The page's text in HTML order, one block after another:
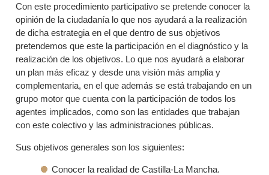
Con este procedimiento participativo se pretende conocer la
opinión de la ciudadanía lo que nos ayudará a la realización
de dicha estrategia en el que dentro de sus objetivos
pretendemos que este la participación en el diagnóstico y la
realización de los objetivos. Lo que nos ayudará a elaborar
un plan más eficaz y desde una visión más amplia y
complementaria, en el que además se está trabajando en un
grupo motor que cuenta con la participación de todos los
agentes implicados, como son las entidades que trabajan
con este colectivo y las administraciones públicas.
Sus objetivos generales son los siguientes:
Conocer la realidad de Castilla-La Mancha.